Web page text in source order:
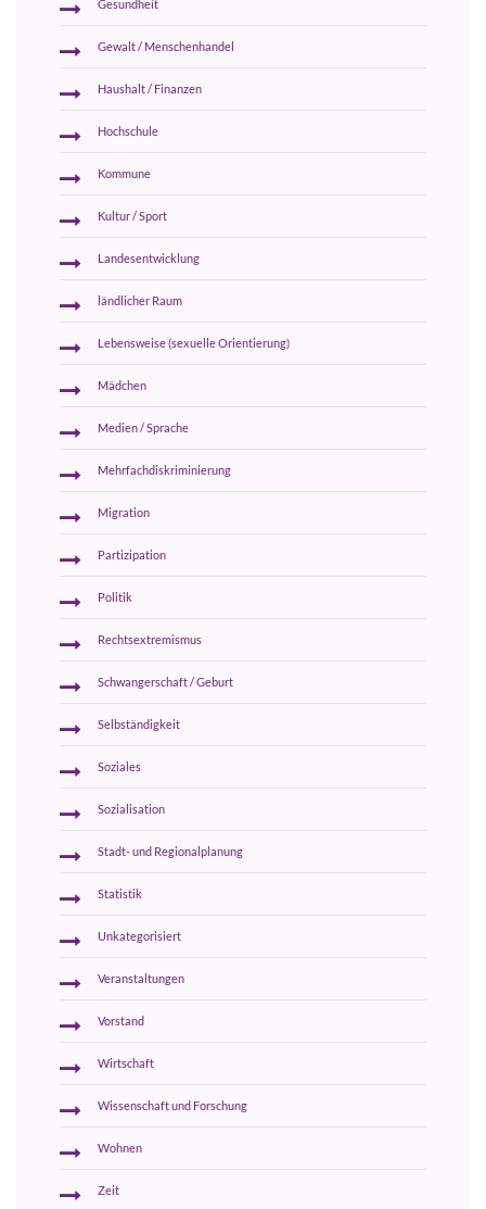
Gesundheit
Gewalt / Menschenhandel
Haushalt / Finanzen
Hochschule
Kommune
Kultur / Sport
Landesentwicklung
ländlicher Raum
Lebensweise (sexuelle Orientierung)
Mädchen
Medien / Sprache
Mehrfachdiskriminierung
Migration
Partizipation
Politik
Rechtsextremismus
Schwangerschaft / Geburt
Selbständigkeit
Soziales
Sozialisation
Stadt- und Regionalplanung
Statistik
Unkategorisiert
Veranstaltungen
Vorstand
Wirtschaft
Wissenschaft und Forschung
Wohnen
Zeit